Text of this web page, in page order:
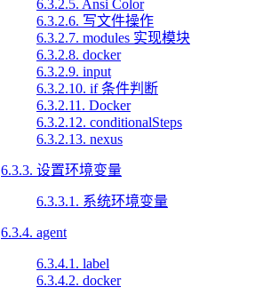
6.3.2.5. Ansi Color
6.3.2.6. 写文件操作
6.3.2.7. modules 实现模块
6.3.2.8. docker
6.3.2.9. input
6.3.2.10. if 条件判断
6.3.2.11. Docker
6.3.2.12. conditionalSteps
6.3.2.13. nexus
6.3.3. 设置环境变量
6.3.3.1. 系统环境变量
6.3.4. agent
6.3.4.1. label
6.3.4.2. docker